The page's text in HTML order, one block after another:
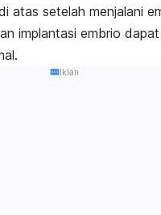
atas setelah menjalani
implantasi embrio dapat
Iklan